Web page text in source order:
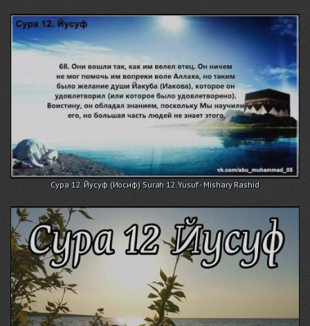
Сура 12. Йусуф (Иосиф) Surah 12.Yusuf - Mishary Rashid